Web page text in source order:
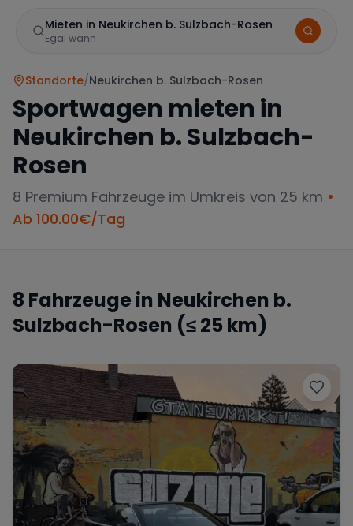
Mieten in Neukirchen b. Sulzbach-Rosen
Egal wann
Marke
Mercedes BMW Audi
Porsche Lamborghini Ferrari
McLaren Jaguar
Wann
Zeitraum wählen
Standorte/Neukirchen b. Sulzbach-Rosen
Sportwagen mieten in
Neukirchen b. Sulzbach-
Rosen
8 Premium Fahrzeuge im Umkreis von 25 km •
Ab 100.00€/Tag
8 Fahrzeuge in Neukirchen b.
Sulzbach-Rosen (≤ 25 km)